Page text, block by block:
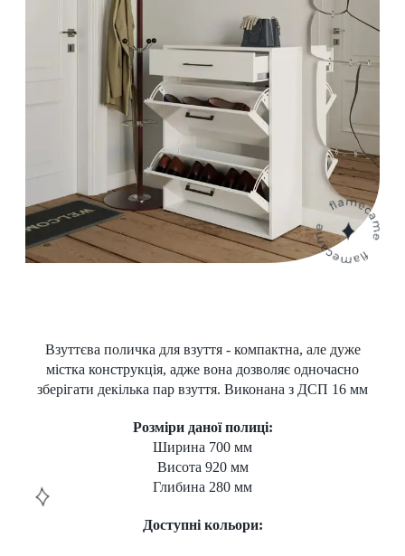
Взуттєва поличка для взуття - компактна, але дуже
містка конструкція, адже вона дозволяє одночасно
зберігати декілька пар взуття. Виконана з ДСП 16 мм
Розміри даної полиці:
Ширина 700 мм
Висота 920 мм
Глибина 280 мм
Доступні кольори: